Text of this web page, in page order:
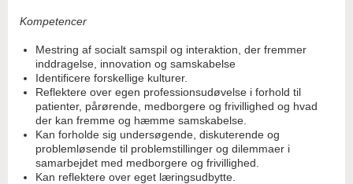
Kompetencer
Mestring af socialt samspil og interaktion, der fremmer
inddragelse, innovation og samskabelse
Identificere forskellige kulturer.
Reflektere over egen professionsudøvelse i forhold til
patienter, pårørende, medborgere og frivillighed og hvad
der kan fremme og hæmme samskabelse.
Kan forholde sig undersøgende, diskuterende og
problemløsende til problemstillinger og dilemmaer i
samarbejdet med medborgere og frivillighed.
Kan reflektere over eget læringsudbytte.